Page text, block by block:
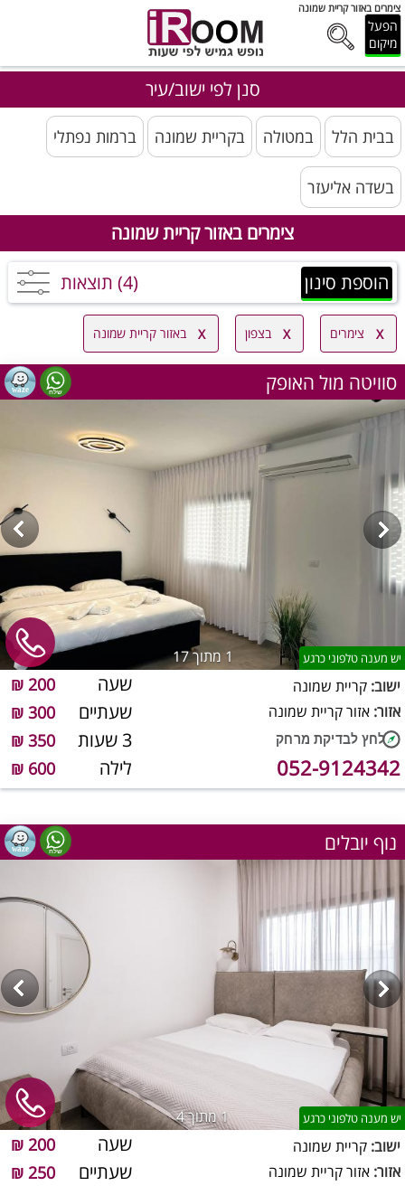
צימרים באזור קריית שמונה
הפעל
מיקום
סנן לפי ישוב/עיר
בבית הלל במטולה בקריית שמונה ברמות נפתלי
בשדה אליעזר
צימרים באזור קריית שמונה
הוספת סינון (4) תוצאות
צימרים בצפון באזור קריית שמונה
סוויטה מול האופק
1מתוך 17 יש מענה טלפוני כרגע
שעה 200 ₪
שעתיים 300 ₪
3 שעות 350 ₪
לילה 600 ₪
ישוב: קריית שמונה
אזור: אזור קריית שמונה
052-9124342
נוף יובלים
1מתוך 4 יש מענה טלפוני כרגע
שעה 200 ₪
שעתיים 250 ₪
ישוב: קריית שמונה
אזור: אזור קריית שמונה